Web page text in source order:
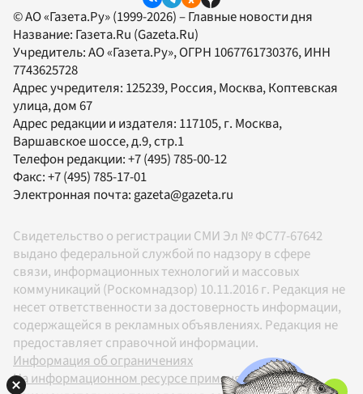
© АО «Газета.Ру» (1999-2026) – Главные новости дня
Название: Газета.Ru (Gazeta.Ru)
Учредитель:АО «Газета.Ру», ОГРН 1067761730376, ИНН
7743625728
Адрес учредителя: 125239, Россия, Москва, Коптевская
улица, дом 67
Адрес редакции и издателя: 117105, г. Москва,
Варшавское шоссе, д.9, стр.1
Телефон редакции:+7 (495) 785-00-12
Факс:+7 (495) 785-17-01
Электронная почта:gazeta@gazeta.ru
Свидетельство о регистрации СМИ Эл № ФС77-67642
выдано федеральной службой по надзору в сфере
связи, информационных технологий и массовых
коммуникаций (Роскомнадзор) 10.11.2016 г. Редакция не
несет ответственности за достоверность информации,
содержащейся в рекламных объявлениях. Редакция не
предоставляет справочной информации.
Информация об ограничениях
На информационном ресурсе применяются